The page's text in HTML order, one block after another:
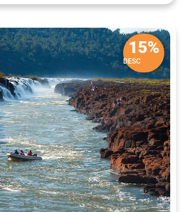
15%
DESC